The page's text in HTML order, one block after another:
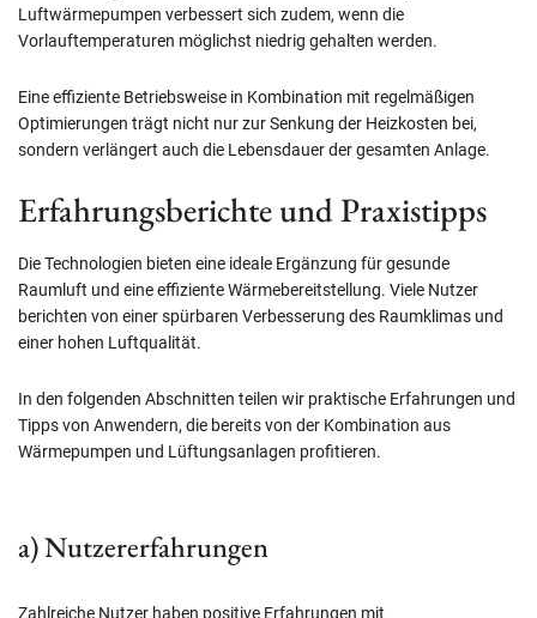
Luftwärmepumpen verbessert sich zudem, wenn die
Vorlauftemperaturen möglichst niedrig gehalten werden.
Eine effiziente Betriebsweise in Kombination mit regelmäßigen
Optimierungen trägt nicht nur zur Senkung der Heizkosten bei,
sondern verlängert auch die Lebensdauer der gesamten Anlage.
Erfahrungsberichte und Praxistipps
Die Technologien bieten eine ideale Ergänzung für gesunde
Raumluft und eine effiziente Wärmebereitstellung. Viele Nutzer
berichten von einer spürbaren Verbesserung des Raumklimas und
einer hohen Luftqualität.
In den folgenden Abschnitten teilen wir praktische Erfahrungen und
Tipps von Anwendern, die bereits von der Kombination aus
Wärmepumpen und Lüftungsanlagen profitieren.
a) Nutzererfahrungen
Zahlreiche Nutzer haben positive Erfahrungen mit